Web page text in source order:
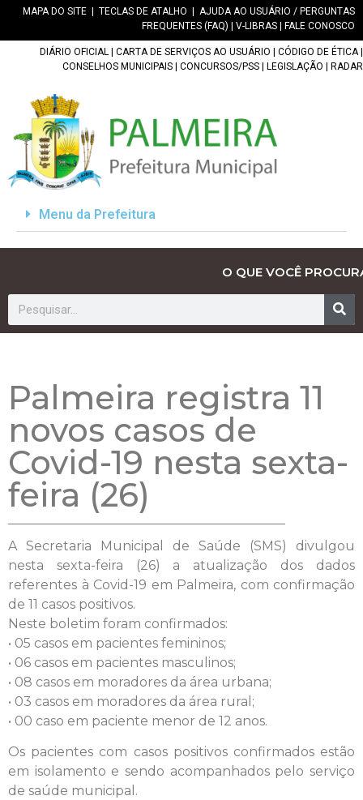
MAPA DO SITE TECLAS DE ATALHO
AJUDA AO USUÁRIO / PERGUNTAS
FREQUENTES (FAQ)
V-LIBRAS FALE CONOSCO
DIÁRIO OFICIAL CARTA DE SERVIÇOS AO USUÁRIO CÓDIGO DE ÉTICA|
CONSELHOS MUNICIPAIS
CONCURSOS/PSS LEGISLAÇÃO RADAR
Menu da Prefeitura
O QUE VOCÊ
Palmeira registra 11
novos casos de
Covid-19 nesta sexta-
feira (26)
A Secretaria Municipal de Saúde (SMS) divulgou
nesta sexta-feira (26) a atualização dos dados
referentes à Covid-19 em Palmeira, com confirmação
de 11 casos positivos.
Neste boletim foram confirmados:
• 05 casos em pacientes femininos;
• 06 casos em pacientes masculinos;
• 08 casos em moradores da área urbana;
• 03 casos em moradores da área rural;
• 00 caso em paciente menor de 12 anos.
Os pacientes com casos positivos confirmados estão
em isolamento e sendo acompanhados pelo serviço
de saúde municipal.